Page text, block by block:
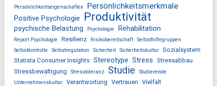
Persönlichkeitseigenschaften Persönlichkeitsmerkmale
Positive Psychologie Produktivität
psychische Belastung Psychologie Rehabilitation
Report Psychologie Resilienz Risikobereitschaft
Selbsthilfegruppen
Selbstkontrolle
Selbstregulation Sicherheit Sicherheitskultur
Sozialsystem
Statista Consumer Insights Stereotype Stress Stressabbau
Stressbewältigung
Stresstoleranz Studie
Studierende
Unternehmenskultur
Verantwortung Vertrauen Vielfalt